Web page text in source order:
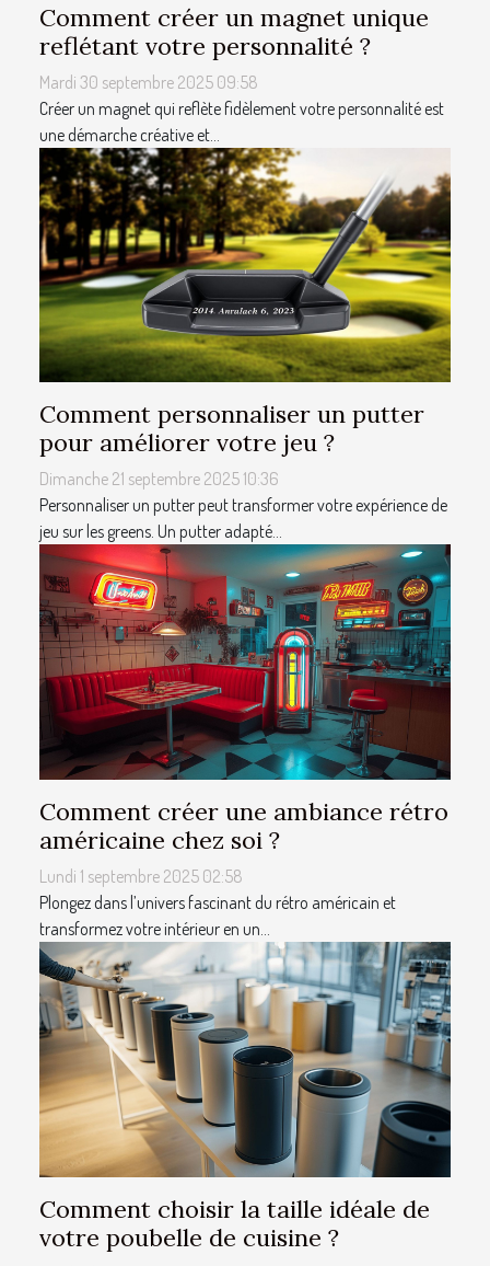
Comment créer un magnet unique
reflétant votre personnalité ?
Mardi 30 septembre 2025 09:58
Créer un magnet qui reflète fidèlement votre personnalité est
une démarche créative et...
Comment personnaliser un putter
pour améliorer votre jeu ?
Dimanche 21 septembre 2025 10:36
Personnaliser un putter peut transformer votre expérience de
jeu sur les greens. Un putter adapté...
Comment créer une ambiance rétro
américaine chez soi ?
Lundi 1 septembre 2025 02:58
Plongez dans l’univers fascinant du rétro américain et
transformez votre intérieur en un...
Comment choisir la taille idéale de
votre poubelle de cuisine ?